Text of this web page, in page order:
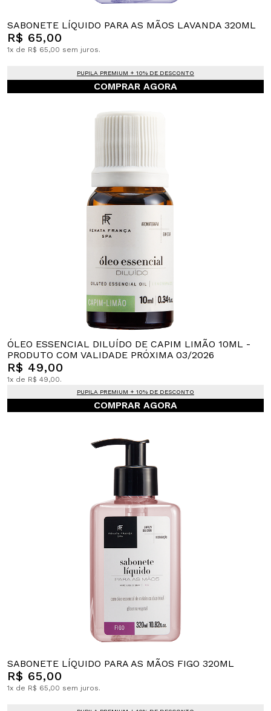
SABONETE LÍQUIDO PARA AS MÃOS LAVANDA 320ML
R$ 65,00
1x de R$ 65,00 sem juros.
PUPILA PREMIUM + 10% DE DESCONTO
COMPRAR AGORA
ÓLEO ESSENCIAL DILUÍDO DE CAPIM LIMÃO 10ML -
PRODUTO COM VALIDADE PRÓXIMA 03/2026
R$ 49,00
1x de R$ 49,00.
PUPILA PREMIUM + 10% DE DESCONTO
COMPRAR AGORA
SABONETE LÍQUIDO PARA AS MÃOS FIGO 320ML
R$ 65,00
1x de R$ 65,00 sem juros.